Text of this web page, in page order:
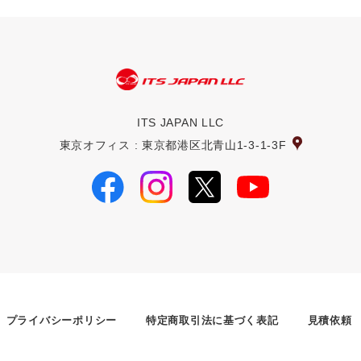
ITS JAPAN LLC
東京オフィス : 東京都港区北青山1-3-1-3F
プライバシーポリシー 特定商取引法に基づく表記 見積依頼